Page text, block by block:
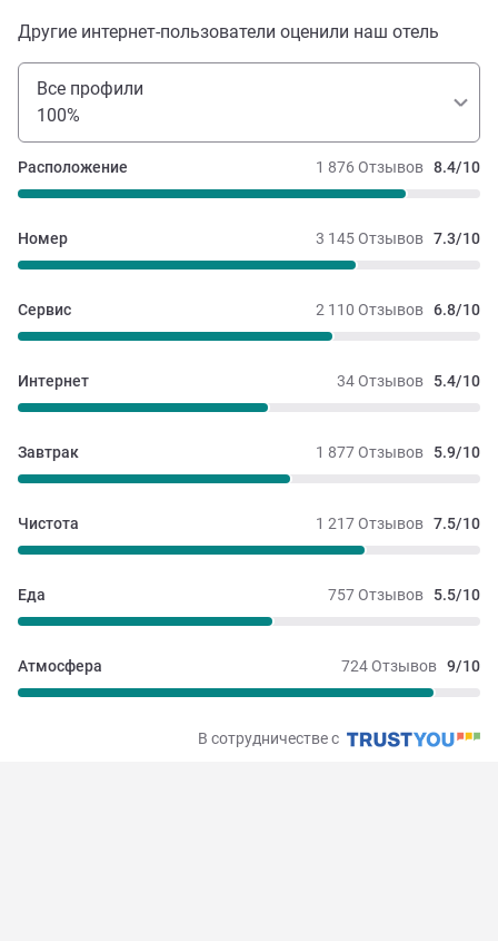
Другие интернет-пользователи оценили наш отель
Все профили
100%
1 876 Отзывов 8.4/10
Расположение
3 145 Отзывов 7.3/10
Номер
2 110 Отзывов 6.8/10
Сервис
34 Отзывов 5.4/10
Интернет
1 877 Отзывов 5.9/10
Завтрак
1 217 Отзывов 7.5/10
Чистота
757 Отзывов 5.5/10
Еда
724 Отзывов 9/10
Атмосфера
В сотрудничестве с